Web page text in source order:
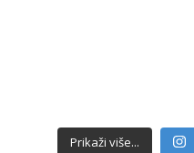
Prikaži više...